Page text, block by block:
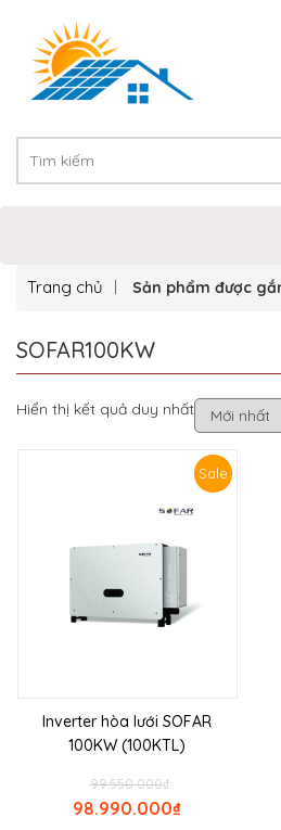
Trang chủ Sản phẩm được
SOFAR100KW
Hiển thị kết quả duy nhất
Sale
Inverter hòa lưới SOFAR
100KW (100KTL)
₫
99.550.000
₫
98.990.000